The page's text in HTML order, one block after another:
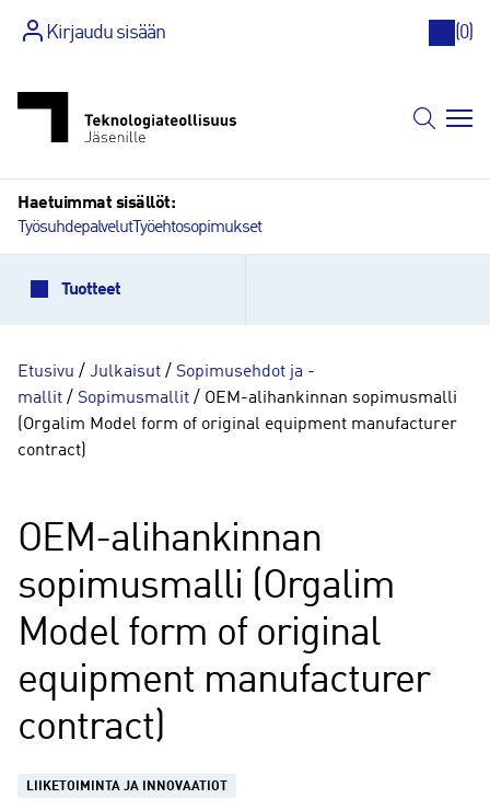
sisältöön
Kirjaudu sisään (0)
Haetuimmat sisällöt:
TyösuhdepalvelutTyöehtosopimukset
Tuotteet
Etusivu / Julkaisut / Sopimusehdot ja -
mallit / Sopimusmallit / OEM-alihankinnan sopimusmalli
(Orgalim Model form of original equipment manufacturer
contract)
OEM-alihankinnan
sopimusmalli (Orgalim
Model form of original
equipment manufacturer
contract)
LIIKETOIMINTA JA INNOVAATIOT